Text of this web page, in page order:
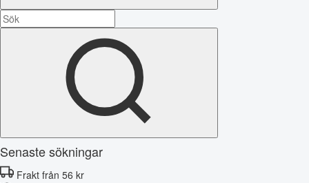
Senaste sökningar
Frakt från 56 kr